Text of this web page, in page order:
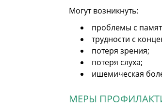
Могут возникнуть:
проблемы с
трудности с
потеря зрения;
потеря слуха;
ишемическая
МЕРЫ